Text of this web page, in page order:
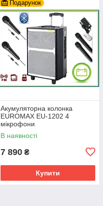
Подарунок
Акумуляторна колонка
EUROMAX EU-1202 4
мікрофони
В наявності
7 890 ₴
Купити